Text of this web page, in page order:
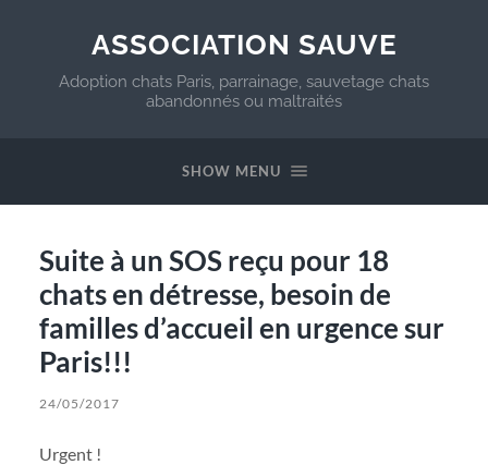
ASSOCIATION SAUVE
Adoption chats Paris, parrainage, sauvetage chats
abandonnés ou maltraités
SHOW MENU
Suite à un SOS reçu pour 18
chats en détresse, besoin de
familles d’accueil en urgence sur
Paris!!!
24/05/2017
Urgent !